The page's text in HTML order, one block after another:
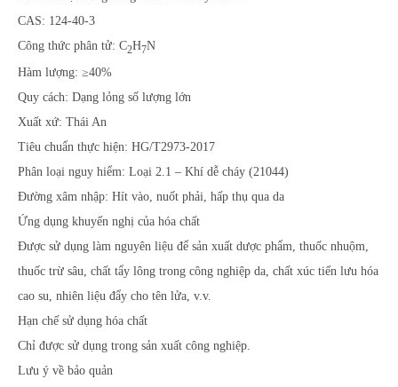
CAS: 124-40-3
Công thức phân tử: C2H7N
Hàm lượng: ≥40%
Quy cách: Dạng lỏng số lượng lớn
Xuất xứ: Thái An
Tiêu chuẩn thực hiện: HG/T2973-2017
Phân loại nguy hiểm: Loại 2.1 – Khí dễ cháy (21044)
Đường xâm nhập: Hít vào, nuốt phải, hấp thụ qua da
Ứng dụng khuyến nghị của hóa chất
Được sử dụng làm nguyên liệu để sản xuất dược phẩm, thuốc nhuộm,
thuốc trừ sâu, chất tẩy lông trong công nghiệp da, chất xúc tiến lưu hóa
cao su, nhiên liệu đẩy cho tên lửa, v.v.
Hạn chế sử dụng hóa chất
Chỉ được sử dụng trong sản xuất công nghiệp.
Lưu ý về bảo quản